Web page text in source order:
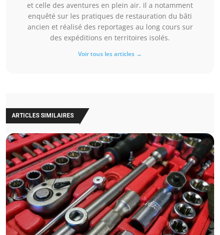
et celle des aventures en plein air. Il a notamment
enquêté sur les pratiques de restauration du bâti
ancien et réalisé des reportages au long cours sur
des expéditions en territoires isolés.
Voir tous les articles →
ARTICLES SIMILAIRES